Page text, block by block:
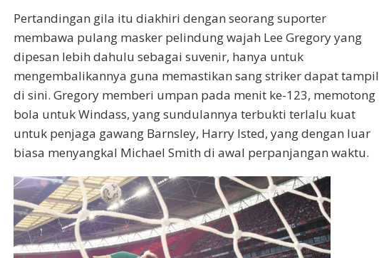
Pertandingan gila itu diakhiri dengan seorang suporter
membawa pulang masker pelindung wajah Lee Gregory yang
dipesan lebih dahulu sebagai suvenir, hanya untuk
mengembalikannya guna memastikan sang striker dapat tampil
di sini. Gregory memberi umpan pada menit ke-123, memotong
bola untuk Windass, yang sundulannya terbukti terlalu kuat
untuk penjaga gawang Barnsley, Harry Isted, yang dengan luar
biasa menyangkal Michael Smith di awal perpanjangan waktu.